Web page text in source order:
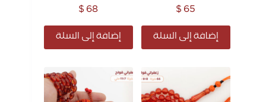
$65
إضافة إلى السلة
$68
إضافة إلى السلة